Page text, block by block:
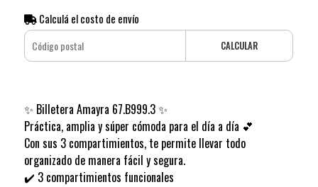
Calculá el costo de envío
CALCULAR
✨ Billetera Amayra 67.B999.3 ✨
Práctica, amplia y súper cómoda para el día a día 💕
Con sus 3 compartimientos, te permite llevar todo
organizado de manera fácil y segura.
✔️ 3 compartimientos funcionales